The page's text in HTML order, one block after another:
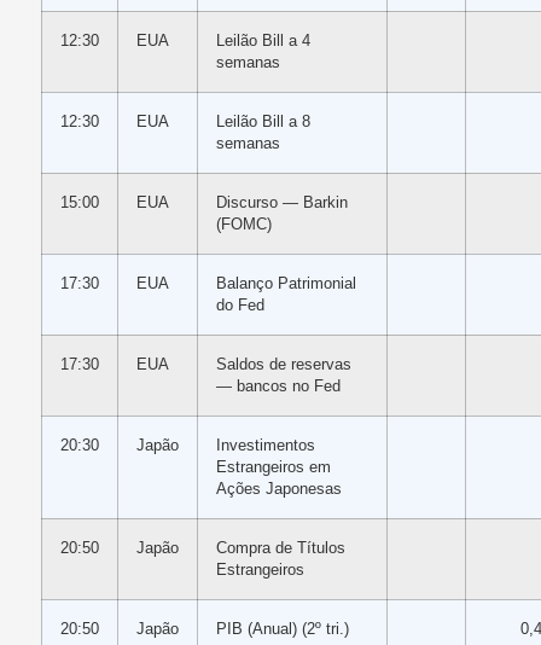
12:30 EUA
Leilão Bill a 4
semanas
12:30 EUA
Leilão Bill a 8
semanas
15:00 EUA
Discurso — Barkin
(FOMC)
17:30 EUA
Balanço Patrimonial
do Fed
17:30 EUA
Saldos de reservas
— bancos no Fed
20:30 Japão
Investimentos
Estrangeiros em
Ações Japonesas
20:50 Japão
Compra de Títulos
Estrangeiros
20:50 Japão PIB (Anual) (2º tri.)